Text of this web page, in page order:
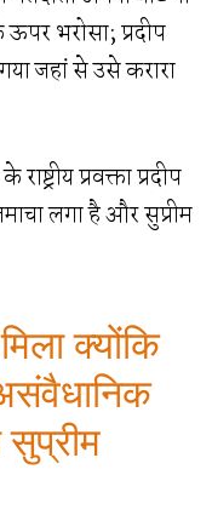
भरोसा; प्रदीप
जहां से उसे करारा
प्रवक्ता प्रदीप
लगा है और सुप्रीम
क्योंकि